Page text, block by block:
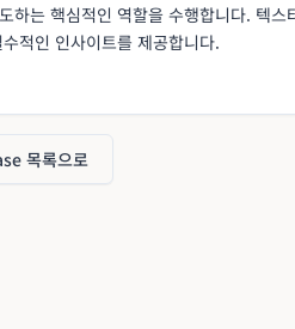
하는 핵심적인 역할을 수행합니다. 텍
적인 인사이트를 제공합니다.
목록으로